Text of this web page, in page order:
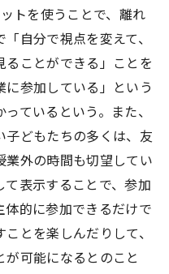
トを使うことで、離れ
自分で視点を変えて、
ることができる」ことを
参加している」という
ているという。また、
子どもたちの多くは、友
業外の時間も切望してい
て表示することで、参加
体的に参加できるだけで
とを楽しんだりして、
可能になるとのこと